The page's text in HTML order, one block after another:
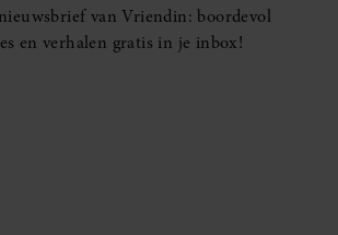
van Vriendin: boordevol
en verhalen gratis in je inbox!